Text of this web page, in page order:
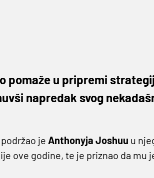
pomaže u pripremi
napredak svog
podržao je Anthonyja Joshuu u
ove godine, te je priznao da mu